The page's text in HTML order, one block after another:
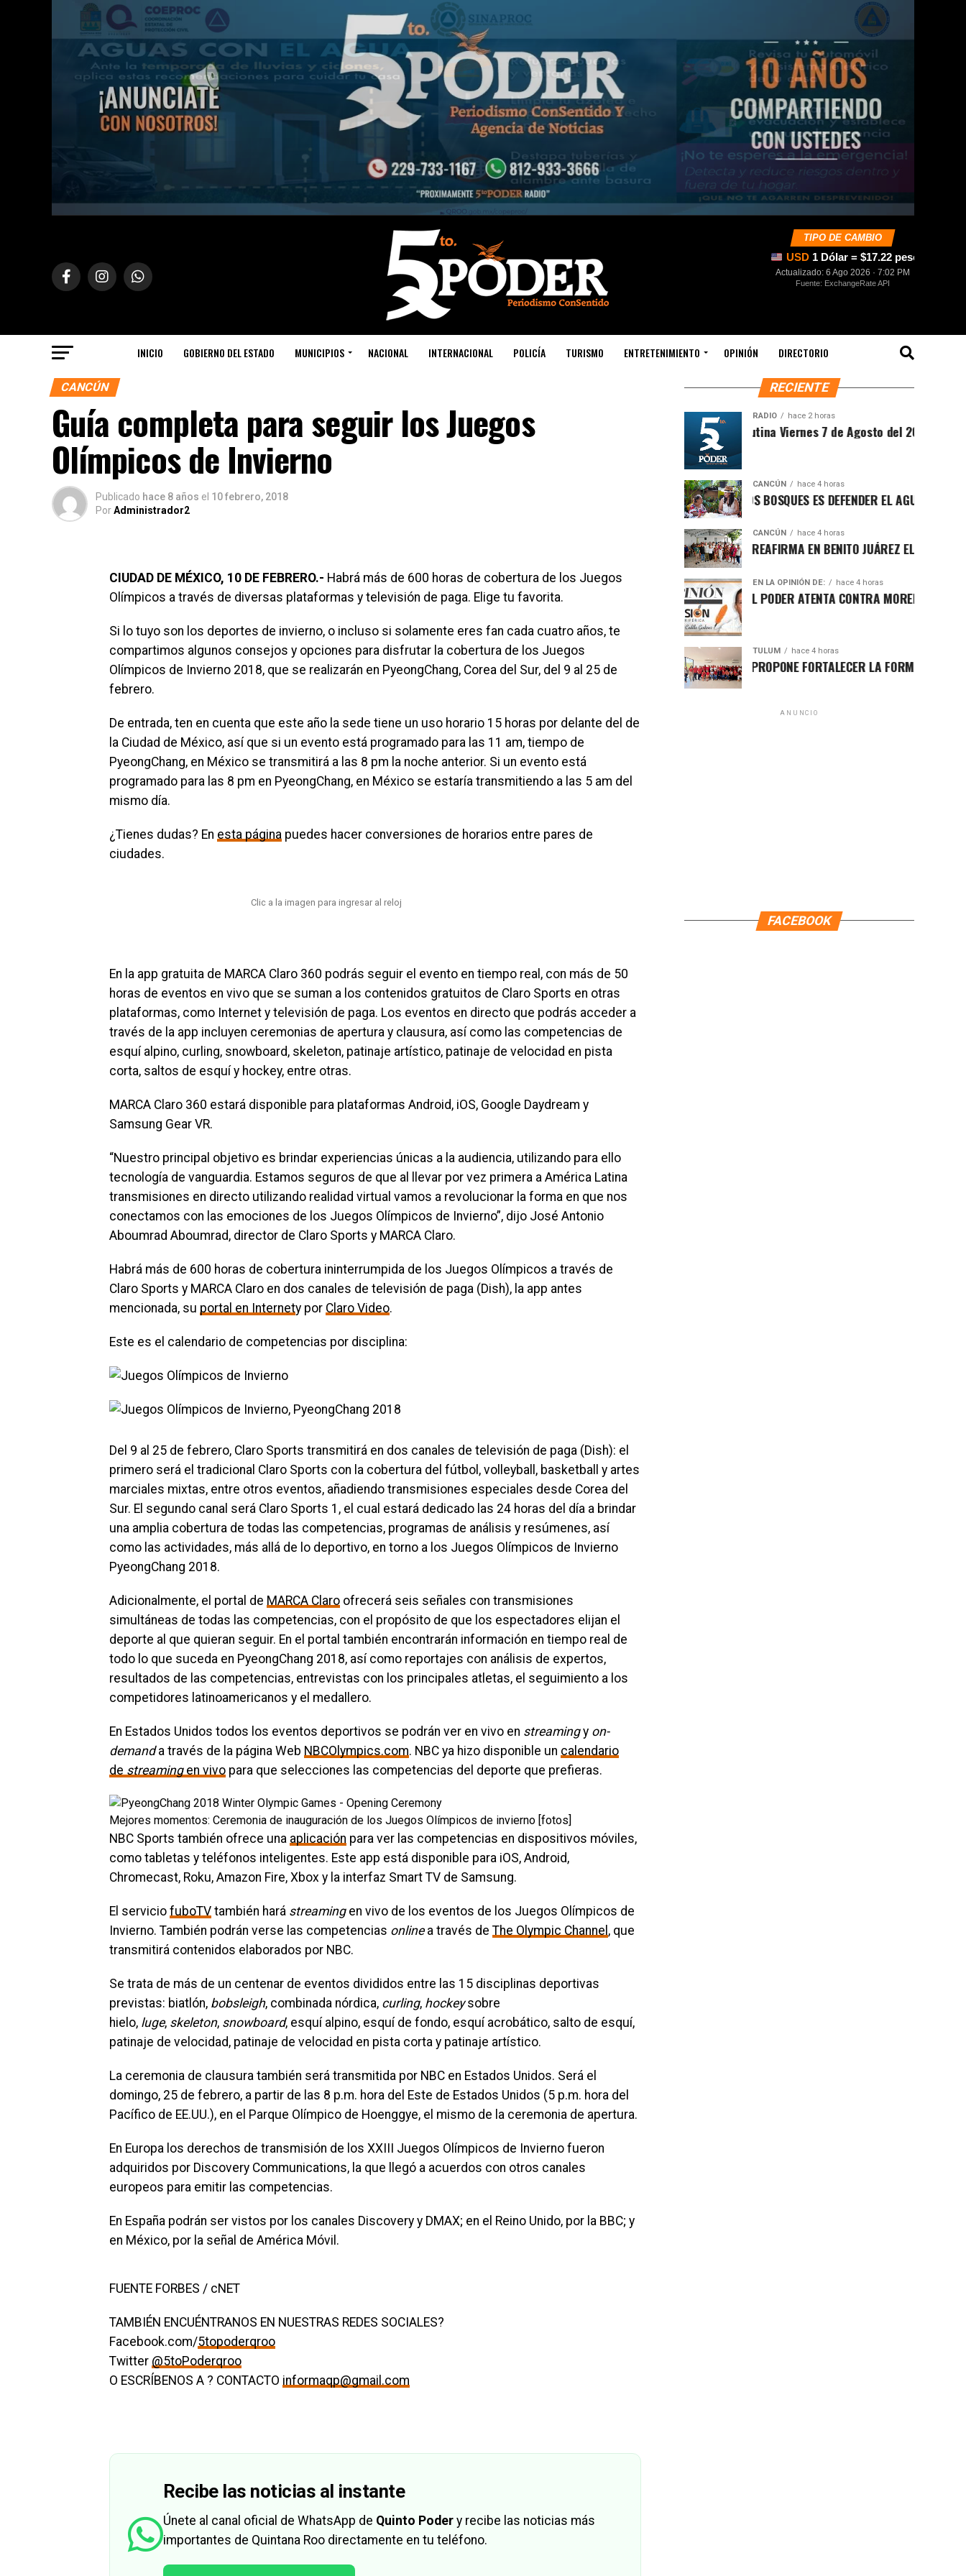
TIPO DE CAMBIO
USD 1 Dólar = $17.22 pesos
Actualizado: 6 Ago 2026 · 7:02 PM
Fuente: ExchangeRate API
INICIO GOBIERNO DEL ESTADO MUNICIPIOS NACIONAL INTERNACIONAL POLICÍA TURISMO ENTRETENIMIENTO OPINIÓN DIRECTORIO
CANCÚN
Guía completa para seguir los Juegos
Olímpicos de Invierno
Publicado hace 8 años el 10 febrero, 2018
PorAdministrador2
CIUDAD DE MÉXICO, 10 DE FEBRERO.- Habrá más de 600 horas de cobertura de los Juegos
Olímpicos a través de diversas plataformas y televisión de paga. Elige tu favorita.
Si lo tuyo son los deportes de invierno, o incluso si solamente eres fan cada cuatro años, te
compartimos algunos consejos y opciones para disfrutar la cobertura de los Juegos
Olímpicos de Invierno 2018, que se realizarán en PyeongChang, Corea del Sur, del 9 al 25 de
febrero.
De entrada, ten en cuenta que este año la sede tiene un uso horario 15 horas por delante del de
la Ciudad de México, así que si un evento está programado para las 11 am, tiempo de
PyeongChang, en México se transmitirá a las 8 pm la noche anterior. Si un evento está
programado para las 8 pm en PyeongChang, en México se estaría transmitiendo a las 5 am del
mismo día.
¿Tienes dudas? En esta página puedes hacer conversiones de horarios entre pares de
ciudades.
Clic a la imagen para ingresar al reloj
En la app gratuita de MARCA Claro 360 podrás seguir el evento en tiempo real, con más de 50
horas de eventos en vivo que se suman a los contenidos gratuitos de Claro Sports en otras
plataformas, como Internet y televisión de paga. Los eventos en directo que podrás acceder a
través de la app incluyen ceremonias de apertura y clausura, así como las competencias de
esquí alpino, curling, snowboard, skeleton, patinaje artístico, patinaje de velocidad en pista
corta, saltos de esquí y hockey, entre otras.
MARCA Claro 360 estará disponible para plataformas Android, iOS, Google Daydream y
Samsung Gear VR.
“Nuestro principal objetivo es brindar experiencias únicas a la audiencia, utilizando para ello
tecnología de vanguardia. Estamos seguros de que al llevar por vez primera a América Latina
transmisiones en directo utilizando realidad virtual vamos a revolucionar la forma en que nos
conectamos con las emociones de los Juegos Olímpicos de Invierno”, dijo José Antonio
Aboumrad Aboumrad, director de Claro Sports y MARCA Claro.
Habrá más de 600 horas de cobertura ininterrumpida de los Juegos Olímpicos a través de
Claro Sports y MARCA Claro en dos canales de televisión de paga (Dish), la app antes
mencionada, su portal en Internety por Claro Video.
Este es el calendario de competencias por disciplina:
Del 9 al 25 de febrero, Claro Sports transmitirá en dos canales de televisión de paga (Dish): el
primero será el tradicional Claro Sports con la cobertura del fútbol, volleyball, basketball y artes
marciales mixtas, entre otros eventos, añadiendo transmisiones especiales desde Corea del
Sur. El segundo canal será Claro Sports 1, el cual estará dedicado las 24 horas del día a brindar
una amplia cobertura de todas las competencias, programas de análisis y resúmenes, así
como las actividades, más allá de lo deportivo, en torno a los Juegos Olímpicos de Invierno
PyeongChang 2018.
Adicionalmente, el portal de MARCA Claro ofrecerá seis señales con transmisiones
simultáneas de todas las competencias, con el propósito de que los espectadores elijan el
deporte al que quieran seguir. En el portal también encontrarán información en tiempo real de
todo lo que suceda en PyeongChang 2018, así como reportajes con análisis de expertos,
resultados de las competencias, entrevistas con los principales atletas, el seguimiento a los
competidores latinoamericanos y el medallero.
En Estados Unidos todos los eventos deportivos se podrán ver en vivo en streamingy on-
demanda través de la página Web NBCOlympics.com. NBC ya hizo disponible un calendario
de streamingen vivo para que selecciones las competencias del deporte que prefieras.
Mejores momentos: Ceremonia de inauguración de los Juegos Olímpicos de invierno [fotos]
NBC Sports también ofrece una aplicación para ver las competencias en dispositivos móviles,
como tabletas y teléfonos inteligentes. Este app está disponible para iOS, Android,
Chromecast, Roku, Amazon Fire, Xbox y la interfaz Smart TV de Samsung.
El servicio fuboTV también hará streamingen vivo de los eventos de los Juegos Olímpicos de
Invierno. También podrán verse las competencias onlinea través de The Olympic Channel , que
transmitirá contenidos elaborados por NBC.
Se trata de más de un centenar de eventos divididos entre las 15 disciplinas deportivas
previstas: biatlón, bobsleigh, combinada nórdica, curling, hockeysobre
hielo, luge, skeleton, snowboard, esquí alpino, esquí de fondo, esquí acrobático, salto de esquí,
patinaje de velocidad, patinaje de velocidad en pista corta y patinaje artístico.
La ceremonia de clausura también será transmitida por NBC en Estados Unidos. Será el
domingo, 25 de febrero, a partir de las 8 p.m. hora del Este de Estados Unidos (5 p.m. hora del
Pacífico de EE.UU.), en el Parque Olímpico de Hoenggye, el mismo de la ceremonia de apertura.
En Europa los derechos de transmisión de los XXIII Juegos Olímpicos de Invierno fueron
adquiridos por Discovery Communications, la que llegó a acuerdos con otros canales
europeos para emitir las competencias.
En España podrán ser vistos por los canales Discovery y DMAX; en el Reino Unido, por la BBC; y
en México, por la señal de América Móvil.
FUENTE FORBES / cNET
TAMBIÉN ENCUÉNTRANOS EN NUESTRAS REDES SOCIALES?
Facebook.com/5topoderqroo
Twitter @5toPoderqroo
O ESCRÍBENOS A ? CONTACTO informaqp@gmail.com
Recibe las noticias al instante
Únete al canal oficial de WhatsApp de Quinto Poder y recibe las noticias más
importantes de Quintana Roo directamente en tu teléfono.
RECIENTE
RADIO hace 2 horas
Sintesis Matutina Viernes 7 de Agosto del 2026
CANCÚN hace 4 horas
PROTEGER LOS BOSQUES ES DEFENDER EL AGUA Y EL
CANCÚN hace 4 horas
RAFA MARÍN REAFIRMA EN BENITO JUÁREZ EL LLAMADO A
EN LA OPINIÓN DE: hace 4 horas
LUCHA POR EL PODER ATENTA CONTRA MORENA EN Q.ROO
TULUM hace 4 horas
HUGO ALDAY PROPONE FORTALECER LA FORMACIÓN
ANUNCIO
FACEBOOK